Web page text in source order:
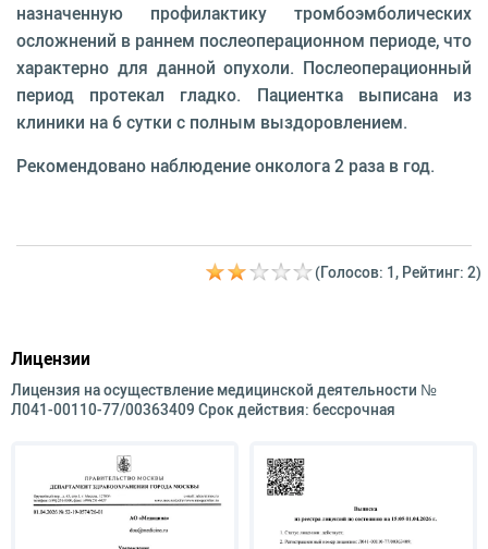
назначенную профилактику тромбоэмболических
осложнений в раннем послеоперационном периоде, что
характерно для данной опухоли. Послеоперационный
период протекал гладко. Пациентка выписана из
клиники на 6 сутки с полным выздоровлением.
Рекомендовано наблюдение онколога 2 раза в год.
(Голосов: 1, Рейтинг: 2)
Лицензии
Лицензия на осуществление медицинской деятельности №
Л041-00110-77/00363409 Срок действия: бессрочная